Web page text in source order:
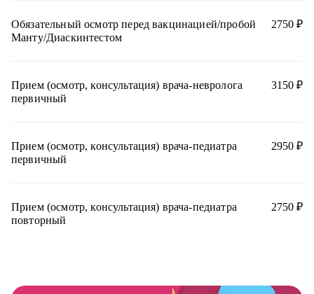
Педиатрия
Психология
Пульмонология
Стоматологическая имплантология
Стоматологическая хирургия
Обязательный осмотр перед вакцинацией/пробой
Манту/Диаскинтестом
2750 ₽
Прием (осмотр, консультация) врача-невролога
первичный
3150 ₽
Прием (осмотр, консультация) врача-педиатра
первичный
2950 ₽
Прием (осмотр, консультация) врача-педиатра
повторный
2750 ₽